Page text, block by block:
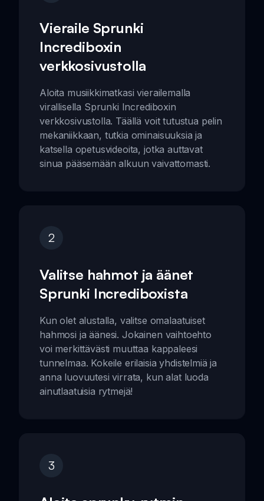
Vieraile Sprunki
Incrediboxin
verkkosivustolla
Aloita musiikkimatkasi vierailemalla
virallisella Sprunki Incrediboxin
verkkosivustolla. Täällä voit tutustua pelin
mekaniikkaan, tutkia ominaisuuksia ja
katsella opetusvideoita, jotka auttavat
sinua pääsemään alkuun vaivattomasti.
2
Valitse hahmot ja äänet
Sprunki Incrediboxista
Kun olet alustalla, valitse omalaatuiset
hahmosi ja äänesi. Jokainen vaihtoehto
voi merkittävästi muuttaa kappaleesi
tunnelmaa. Kokeile erilaisia yhdistelmiä ja
anna luovuutesi virrata, kun alat luoda
ainutlaatuisia rytmejä!
3